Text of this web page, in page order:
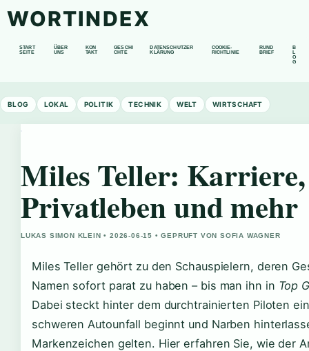
WORTINDEX
START
SEITE
ÜBER
UNS
KON
TAKT
GESCHI
CHTE
DATENSCHUTZER
KLÄRUNG
COOKIE-
RICHTLINIE
RUND
BRIEF
B
O
G
BLOG LOKAL POLITIK TECHNIK WELT WIRTSCHAFT
Miles Teller:
Privatleben und mehr
LUKAS SIMON KLEIN • 2026-06-15 • GEPRUFT VON SOFIA WAGNER
Miles Teller gehört zu den Schauspielern, deren
Namen sofort parat zu haben – bis man ihn in Top
Dabei steckt hinter dem durchtrainierten Piloten
schweren Autounfall beginnt und Narben
Markenzeichen gelten. Hier erfahren Sie, wie der